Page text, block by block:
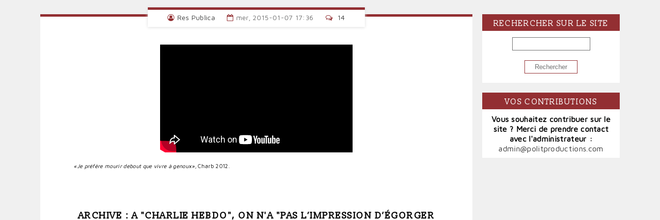
Res Publica mer, 2015-01-07 17:36 14
«Je préfère mourir debout que vivre à genoux», Charb 2012.
ARCHIVE : A "CHARLIE HEBDO", ON N'A "PAS L’IMPRESSION D’ÉGORGER
RECHERCHER SUR LE SITE
RECHERCHER
VOS CONTRIBUTIONS
Vous souhaitez contribuer sur le
site ? Merci de prendre contact
avec l'administrateur :
admin@politproductions.com